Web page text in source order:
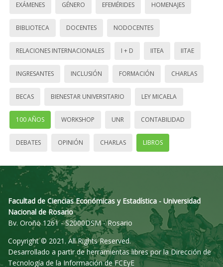
EXÁMENES GÉNERO EFEMÉRIDES HOMENAJES
BIBLIOTECA DOCENTES NODOCENTES
RELACIONES INTERNACIONALES I + D IITEA IITAE
INGRESANTES INCLUSIÓN FORMACIÓN CHARLAS
BECAS BIENESTAR UNIVERSITARIO LEY MICAELA
100 AÑOS WORKSHOP UNR CONTABILIDAD
DEBATES OPINIÓN CHARLAS LIBROS
Facultad de Ciencias Económicas y Estadística - Universidad
Nacional de Rosario
Bv. Oroño 1261 - S2000DSM - Rosario
Copyright © 2021. All Rights Reserved.
Desarrollado a partir de herramientas libres por la Dirección de
Tecnología de la Información de FCEyE